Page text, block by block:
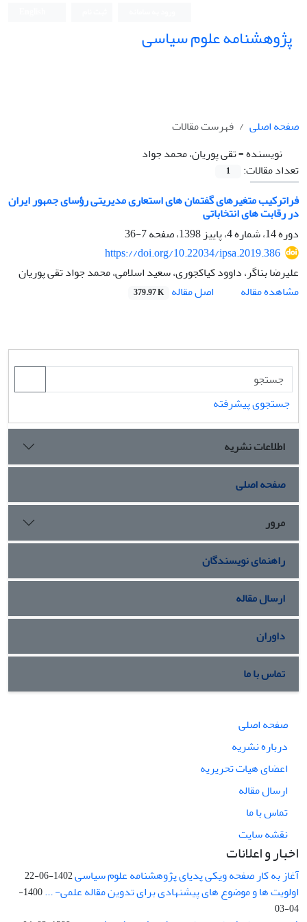
پژوهشنامه علوم سیاسی
صفحه اصلی
فهرست مقالات
نویسنده =تقی پوریان، محمد جواد
تعداد مقالات:
1
فراترکیب متغیرهای گفتمان های استعاری مدیریتی رؤسای جمهور ایران
در رقابت های انتخاباتی
دوره 14، شماره 4، پاییز 1398، صفحه
7-36
https://doi.org/10.22034/ipsa.2019.386
علیرضا بناگر، داوود کیاکجوری، سعید اسلامی، محمد جواد تقی پوریان
مشاهده مقاله
اصل مقاله 379.97 K
جستجوی پیشرفته
اطلاعات نشریه
صفحه اصلی
مرور
راهنمای نویسندگان
ارسال مقاله
داوران
تماس با ما
صفحه اصلی
درباره نشریه
اعضای هیات تحریریه
ارسال مقاله
تماس با ما
نقشه سایت
اخبار و اعلانات
آغاز به کار صفحه ویکی پدیای پژوهشنامه علوم سیاسی1402-06-22
اولویت ها و موضوع های پیشنهادی برای تدوین مقاله علمی- ...
1400-
04-03